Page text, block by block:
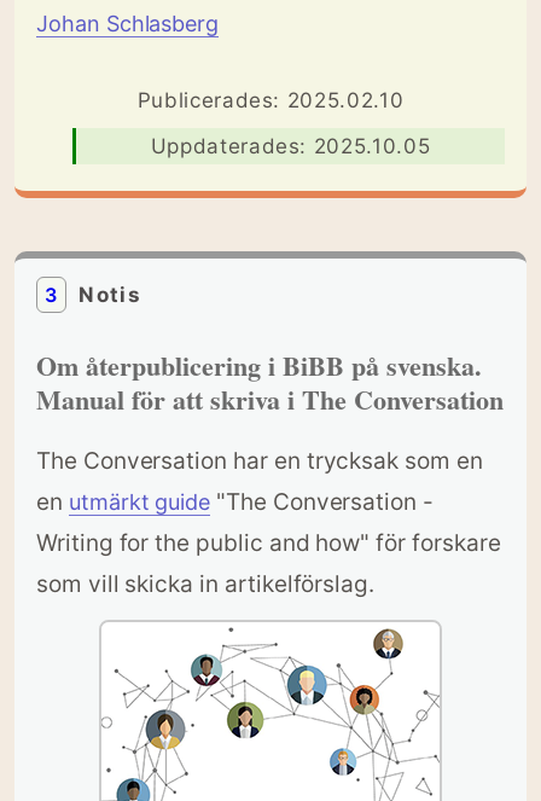
Johan Schlasberg
Publicerades: 2025.02.10
Uppdaterades: 2025.10.05
3 Notis
Om återpublicering i BiBB på svenska.
Manual för att skriva i The Conversation
The Conversation har en trycksak som en
en utmärkt guide "The Conversation -
Writing for the public and how" för forskare
som vill skicka in artikelförslag.